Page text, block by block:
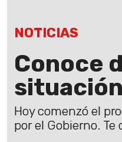
NOTICIAS
Conoce
Hoy comenzó el
por el Gobierno.